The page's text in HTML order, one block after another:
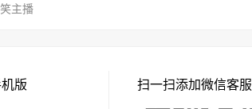
主播
版 扫一扫添加微信客服